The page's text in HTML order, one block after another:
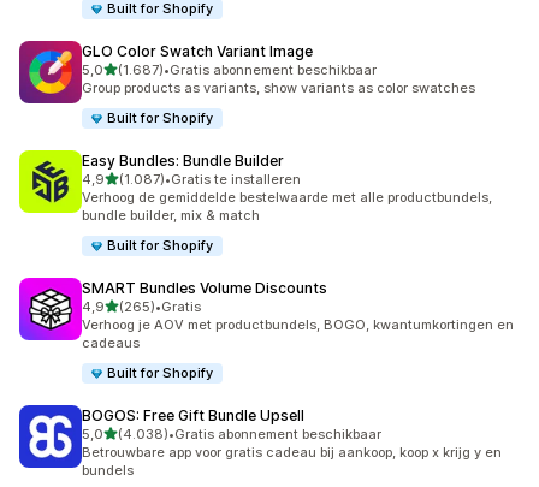
Built for Shopify
GLO Color Swatch Variant Image
5,0van 5 sterren
(1.687)
1687 recensies in totaal
•Gratis abonnement beschikbaar
Group products as variants, show variants as color swatches
Built for Shopify
Easy Bundles: Bundle Builder
4,9van 5 sterren
(1.087)
1087 recensies in totaal
•Gratis te installeren
Verhoog de gemiddelde bestelwaarde met alle productbundels,
bundle builder, mix & match
Built for Shopify
SMART Bundles Volume Discounts
4,9van 5 sterren
(265)
265 recensies in totaal
•Gratis
Verhoog je AOV met productbundels, BOGO, kwantumkortingen en
cadeaus
Built for Shopify
BOGOS: Free Gift Bundle Upsell
5,0van 5 sterren
(4.038)
4038 recensies in totaal
•Gratis abonnement beschikbaar
Betrouwbare app voor gratis cadeau bij aankoop, koop x krijg y en
bundels